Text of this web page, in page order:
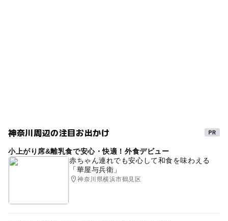
神奈川周辺の注目お出かけ
小上がり席&離乳食で安心・快適！外食デビュー
赤ちゃん連れでも安心して和食を味わえる
「華屋与兵衛」
神奈川県横浜市鶴見区